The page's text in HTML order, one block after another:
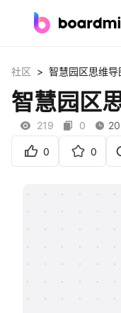
社区资源
下载
私有化部署
支持
社区 > 智慧园区思维
智慧园区
219 0
0 0